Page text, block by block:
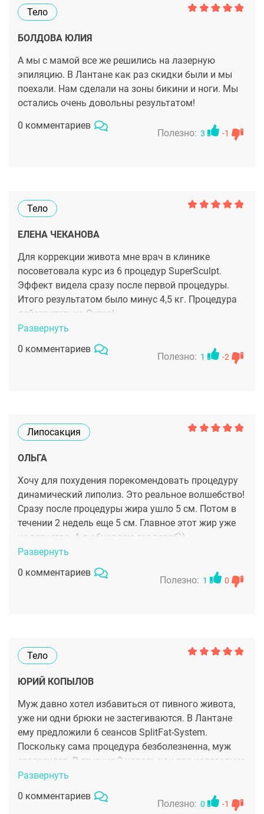
Тело
БОЛДОВА ЮЛИЯ
А мы с мамой все же решились на лазерную
эпиляцию. В Лантане как раз скидки были и мы
поехали. Нам сделали на зоны бикини и ноги. Мы
остались очень довольны результатом!
0 комментариев
Полезно: 3 -1
Тело
ЕЛЕНА ЧЕКАНОВА
Для коррекции живота мне врач в клинике
посоветовала курс из 6 процедур SuperSculpt.
Эффект видела сразу после первой процедуры.
Итого результатом было минус 4,5 кг. Процедура
действительно Супер!
Развернуть
0 комментариев
Полезно: 1 -2
Липосакция
ОЛЬГА
Хочу для похудения порекомендовать процедуру
динамический липолиз. Это реальное волшебство!
Сразу после процедуры жира ушло 5 см. Потом в
течении 2 недель еще 5 см. Главное этот жир уже
не вернется. А я обновляю гардероб))
Развернуть
0 комментариев
Полезно: 1 0
Тело
ЮРИЙ КОПЫЛОВ
Муж давно хотел избавиться от пивного живота,
уже ни одни брюки не застегиваются. В Лантане
ему предложили 6 сеансов SplitFat-System.
Поскольку сама процедура безболезненна, муж
согласился. В течение 2 недель,как раз новогодние
каникулы пригодились, он и сделал. Теперь и
посмотреть приятно:молодой, подтянутый.
Результат прекрасный!
Развернуть
0 комментариев
Полезно: 0 -1